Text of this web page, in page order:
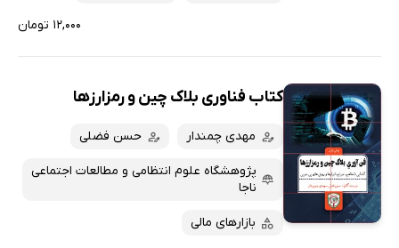
۱۲,۰۰۰ تومان
کتاب فناوری بلاک چین و رمزارزها
مهدی چمندار حسن فضلی
پژوهشگاه علوم انتظامی و مطالعات اجتماعی
ناجا
بازارهای مالی